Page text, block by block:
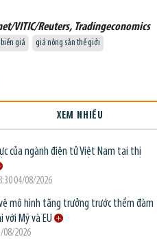
VITIC/Reuters, Tradingeconomics
giá
giá nông sản thế giới
XEM NHIỀU
của ngành điện tử Việt Nam tại thị
04/08/2026
mô hình tăng trưởng trước thềm đàm
Mỹ và EU
08/2026